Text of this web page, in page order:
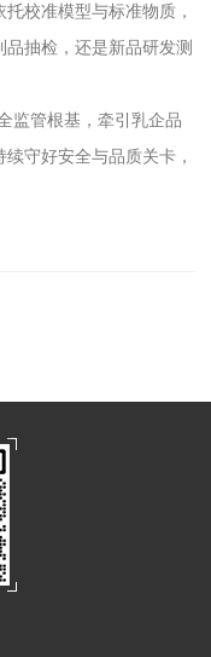
校准模型与标准物质，
抽检，还是新品研发测
管根基，牵引乳企品
守好安全与品质关卡，